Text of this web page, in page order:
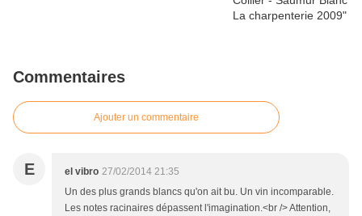
Commentaires
Ajouter un commentaire
E el vibro 27/02/2014 21:35
Un des plus grands blancs qu'on ait bu. Un vin incomparable.
Les notes racinaires dépassent l'imagination.<br /> Attention,